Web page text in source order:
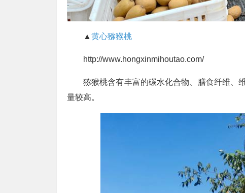
▲ 黄心猕猴桃
http://www.hongxinmihoutao.com/
猕猴桃含有丰富的碳水化合物、膳食纤维、
量较高。